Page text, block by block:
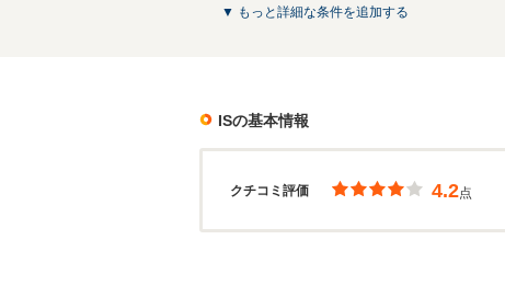
▼ もっと詳細な条件を追加する
ISの基本情報
クチコミ評価 4.2点